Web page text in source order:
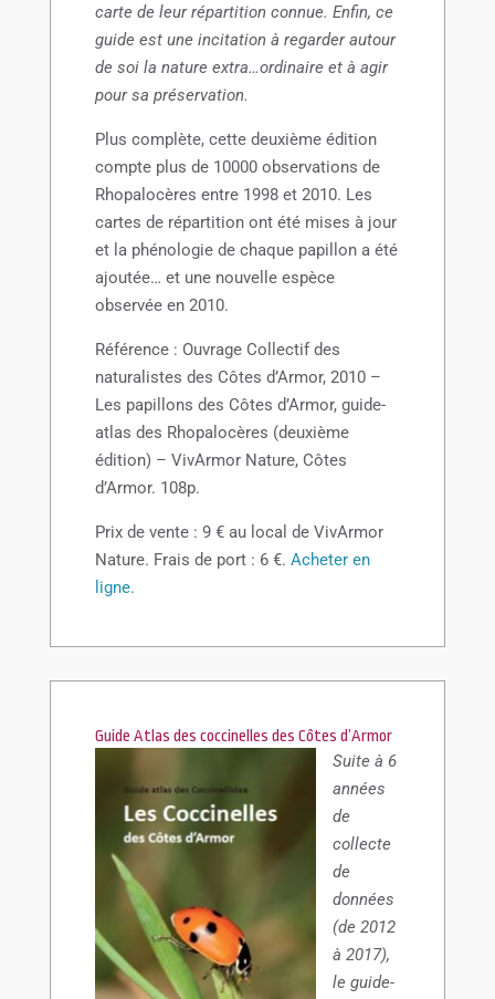
carte de leur répartition connue. Enfin, ce
guide est une incitation à regarder autour
de soi la nature extra…ordinaire et à agir
pour sa préservation.
Plus complète, cette deuxième édition
compte plus de 10000 observations de
Rhopalocères entre 1998 et 2010. Les
cartes de répartition ont été mises à jour
et la phénologie de chaque papillon a été
ajoutée… et une nouvelle espèce
observée en 2010.
Référence : Ouvrage Collectif des
naturalistes des Côtes d’Armor, 2010 –
Les papillons des Côtes d’Armor, guide-
atlas des Rhopalocères (deuxième
édition) – VivArmor Nature, Côtes
d’Armor. 108p.
Prix de vente : 9 € au local de VivArmor
Nature. Frais de port : 6 €. Acheter en
ligne.
Guide Atlas des coccinelles des Côtes d’Armor
Suite à 6
années
de
collecte
de
données
(de 2012
à 2017),
le guide-